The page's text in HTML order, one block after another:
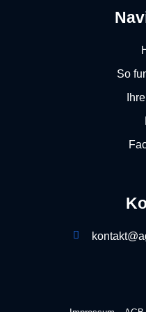
b
o
So